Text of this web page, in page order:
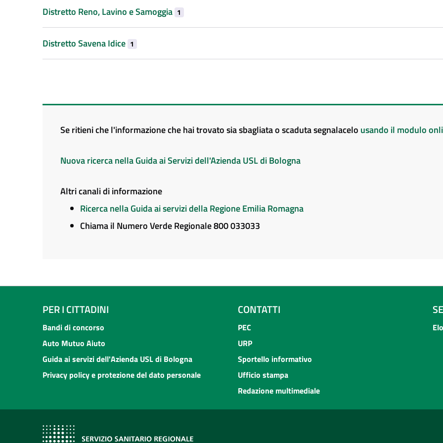
Distretto Reno, Lavino e Samoggia 1
Distretto Savena Idice 1
Se ritieni che l'informazione che hai trovato sia sbagliata o scaduta segnalacelo usando il modulo
Nuova ricerca nella Guida ai Servizi dell'Azienda USL di Bologna
Altri canali di informazione
Ricerca nella Guida ai servizi della Regione Emilia Romagna
Chiama il Numero Verde Regionale 800 033033
PER I CITTADINI
Bandi di concorso
Auto Mutuo Aiuto
Guida ai servizi dell'Azienda USL di Bologna
Privacy policy e protezione del dato personale
CONTATTI
PEC
URP
Sportello informativo
Ufficio stampa
Redazione multimediale